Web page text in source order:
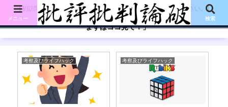
【初訪問の方は、下記の「まずはココ見て!」ボタンをご覧ください。】
「まずはココ見て！」
考察及びライフハック 考察及びライフハック
メニュー 検索